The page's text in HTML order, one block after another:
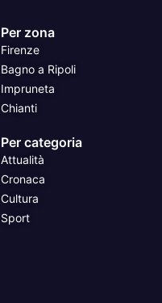
Per zona
Firenze
Bagno a Ripoli
Impruneta
Chianti
Per categoria
Attualità
Cronaca
Cultura
Sport